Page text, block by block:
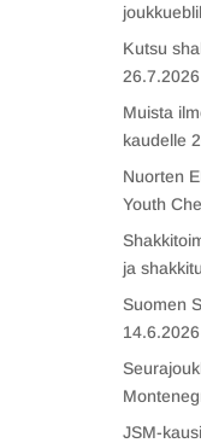
Kutsu
26.7.2026
Muista
kaudelle
Nuorten
Youth
ja
Suomen
14.6.2026
JSM-